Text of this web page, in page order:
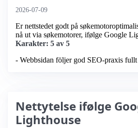
2026-07-09
Er nettstedet godt på
nå ut via søkemotorer, ifølge Google
Karakter: 5 av 5
- Webbsidan följer god SEO-praxis
Nettytelse ifølge
Lighthouse